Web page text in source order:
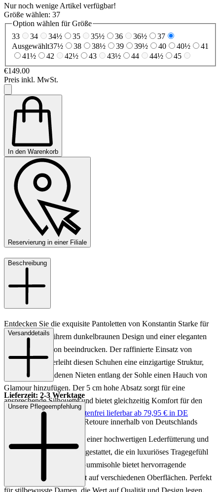
Nur noch wenige Artikel verfügbar!
Größe wählen: 37
Option wählen für Größe
33
34 34½ 35 35½ 36 36½
37
Ausgewählt37½ 38 38½ 39 39½ 40 40½
41
41½
42 42½ 43 43½ 44 44½
45
€149.00
Preis inkl. MwSt.
In den Warenkorb
Reservierung in einer Filiale
Beschreibung
Entdecken Sie die exquisite Pantoletten von Konstantin Starke für
Damen, die mit ihrem dunkelbraunen Design und einer eleganten
Blumendekoration beeindrucken. Der raffinierte Einsatz von
Textilmaterial verleiht diesen Schuhen eine einzigartige Struktur,
während die goldenen Nieten entlang der Sohle einen Hauch von
Glamour hinzufügen. Der 5 cm hohe Absatz sorgt für eine
ansprechende Silhouette und bietet gleichzeitig Komfort für den
Diese Pantoletten sind mit einer hochwertigen Lederfütterung und
einer Lederinnensohle ausgestattet, die ein luxuriöses Tragegefühl
garantieren. Die robuste Gummisohle bietet hervorragende
Haltbarkeit und Griffigkeit auf verschiedenen Oberflächen. Perfekt
Versanddetails
Lieferzeit: 2-3 Werktage
Keine Versandkosten:
kostenfrei lieferbar ab 79,95 € in DE
Einfache und Kostenlose Retoure innerhalb von Deutschlands
Unsere Pflegeempfehlung